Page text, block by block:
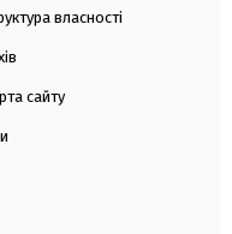
власності
сайту